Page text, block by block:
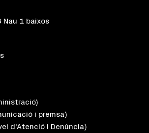
Nau 1 baixos
i premsa)
d'Atenció i Denúncia)